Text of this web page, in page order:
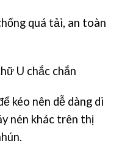
quá tải, an toàn
U chắc chắn
kéo nên dễ dàng di
nén khác trên thị